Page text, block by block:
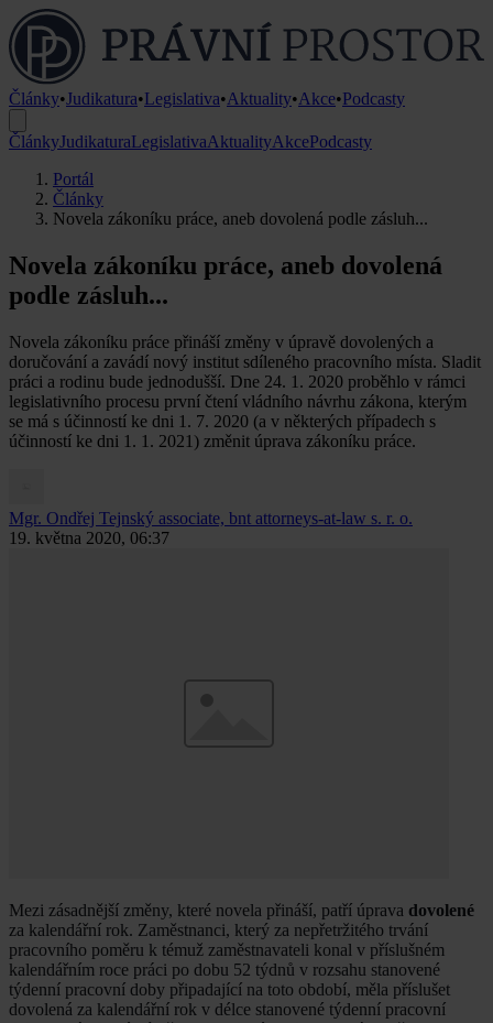
Články•Judikatura•Legislativa•Aktuality•Akce•Podcasty
ČlánkyJudikaturaLegislativaAktualityAkcePodcasty
Portál
Články
Novela zákoníku práce, aneb dovolená podle zásluh...
Novela zákoníku práce, aneb dovolená
podle zásluh...
Novela zákoníku práce přináší změny v úpravě dovolených a
doručování a zavádí nový institut sdíleného pracovního místa. Sladit
práci a rodinu bude jednodušší. Dne 24. 1. 2020 proběhlo v rámci
legislativního procesu první čtení vládního návrhu zákona, kterým
se má s účinností ke dni 1. 7. 2020 (a v některých případech s
účinností ke dni 1. 1. 2021) změnit úprava zákoníku práce.
Mgr. Ondřej Tejnský associate, bnt attorneys-at-law s. r. o.
19. května 2020, 06:37
Mezi zásadnější změny, které novela přináší, patří úprava dovolené
za kalendářní rok. Zaměstnanci, který za nepřetržitého trvání
pracovního poměru k témuž zaměstnavateli konal v příslušném
kalendářním roce práci po dobu 52 týdnů v rozsahu stanovené
týdenní pracovní doby připadající na toto období, měla příslušet
dovolená za kalendářní rok v délce stanovené týdenní pracovní